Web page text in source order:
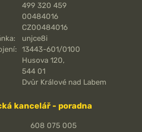
499 320 459
00484016
CZ00484016
unjce8i
13443-601/0100
Husova 120,
544 01
Dvůr Králové nad Labem
kancelář - poradna
608 075 005